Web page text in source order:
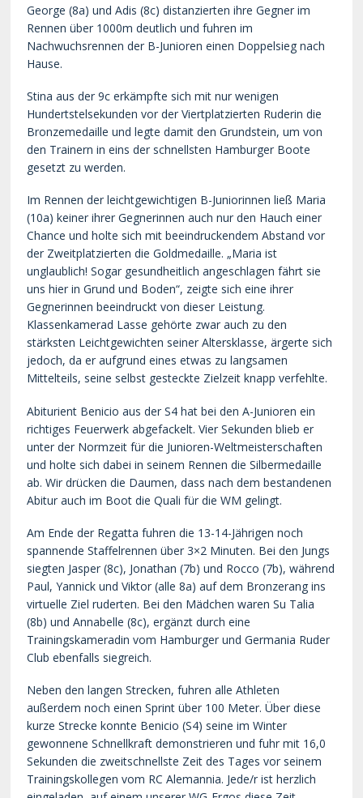
George (8a) und Adis (8c) distanzierten ihre Gegner im
Rennen über 1000m deutlich und fuhren im
Nachwuchsrennen der B-Junioren einen Doppelsieg nach
Hause.
Stina aus der 9c erkämpfte sich mit nur wenigen
Hundertstelsekunden vor der Viertplatzierten Ruderin die
Bronzemedaille und legte damit den Grundstein, um von
den Trainern in eins der schnellsten Hamburger Boote
gesetzt zu werden.
Im Rennen der leichtgewichtigen B-Juniorinnen ließ Maria
(10a) keiner ihrer Gegnerinnen auch nur den Hauch einer
Chance und holte sich mit beeindruckendem Abstand vor
der Zweitplatzierten die Goldmedaille. „Maria ist
unglaublich! Sogar gesundheitlich angeschlagen fährt sie
uns hier in Grund und Boden“, zeigte sich eine ihrer
Gegnerinnen beeindruckt von dieser Leistung.
Klassenkamerad Lasse gehörte zwar auch zu den
stärksten Leichtgewichten seiner Altersklasse, ärgerte sich
jedoch, da er aufgrund eines etwas zu langsamen
Mittelteils, seine selbst gesteckte Zielzeit knapp verfehlte.
Abiturient Benicio aus der S4 hat bei den A-Junioren ein
richtiges Feuerwerk abgefackelt. Vier Sekunden blieb er
unter der Normzeit für die Junioren-Weltmeisterschaften
und holte sich dabei in seinem Rennen die Silbermedaille
ab. Wir drücken die Daumen, dass nach dem bestandenen
Abitur auch im Boot die Quali für die WM gelingt.
Am Ende der Regatta fuhren die 13-14-Jährigen noch
spannende Staffelrennen über 3×2 Minuten. Bei den Jungs
siegten Jasper (8c), Jonathan (7b) und Rocco (7b), während
Paul, Yannick und Viktor (alle 8a) auf dem Bronzerang ins
virtuelle Ziel ruderten. Bei den Mädchen waren Su Talia
(8b) und Annabelle (8c), ergänzt durch eine
Trainingskameradin vom Hamburger und Germania Ruder
Club ebenfalls siegreich.
Neben den langen Strecken, fuhren alle Athleten
außerdem noch einen Sprint über 100 Meter. Über diese
kurze Strecke konnte Benicio (S4) seine im Winter
gewonnene Schnellkraft demonstrieren und fuhr mit 16,0
Sekunden die zweitschnellste Zeit des Tages vor seinem
Trainingskollegen vom RC Alemannia. Jede/r ist herzlich